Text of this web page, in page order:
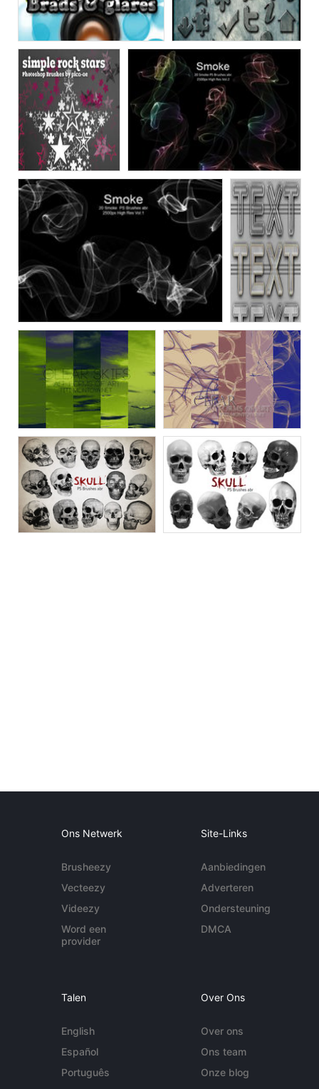
Ons Netwerk
Brusheezy
Vecteezy
Videezy
Word een
provider
Site-Links
Aanbiedingen
Adverteren
Ondersteuning
DMCA
Talen
English
Español
Português
Over Ons
Over ons
Ons team
Onze blog